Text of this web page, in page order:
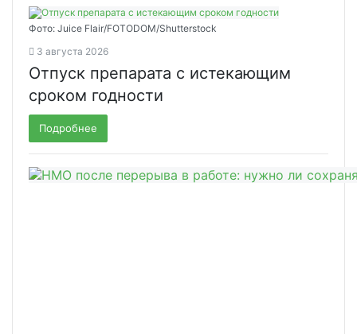
Фото: Juice Flair/FOTODOM/Shutterstoсk
3 августа 2026
Отпуск препарата с истекающим
сроком годности
Подробнее